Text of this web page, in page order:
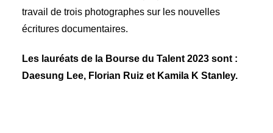
travail de trois photographes sur les nouvelles
écritures documentaires.
Les lauréats de la Bourse du Talent 2023 sont :
Daesung Lee, Florian Ruiz et Kamila K Stanley.